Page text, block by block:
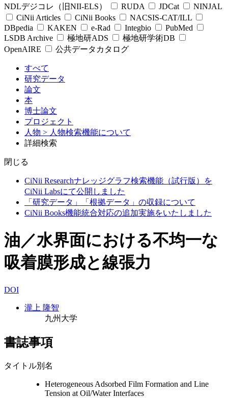
NDLデジコレ（旧NII-ELS）
RUDA JDCat
NINJAL
CiNii Articles
CiNii Books
NACSIS-CAT/ILL
DBpedia
KAKEN e-Rad Integbio
PubMed
LSDB Archive
極地研ADS
極地研学術DB
OpenAIRE
公共データカタログ
すべて
研究データ
論文
本
博士論文
プロジェクト
人物 > 人物検索機能について
詳細検索
閉じる
CiNii Researchナレッジグラフ検索機能（試行版）を
CiNii Labsにて公開しました
「研究データ」「根拠データ」の収録について
CiNii Books機能統合対応の追加実施をいたしました
油／水界面における不均一な
吸着膜形成と線張力
DOI
瀧上 隆智
九州大学
書誌事項
タイトル別名
Heterogeneous Adsorbed Film Formation and Line
Tension at Oil/Water Interfaces